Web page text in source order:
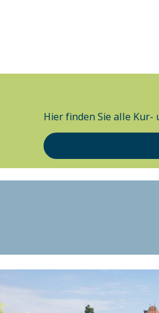
Hier finden Sie alle Kur-